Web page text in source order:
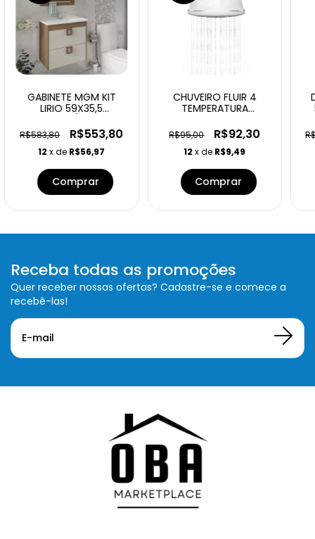
GABINETE MGM KIT
LIRIO 59X35,5
C/ES
R$583,80 R$553,80
12x deR$56,97
CHUVEIRO FLUIR 4
TEMPERATURA
R$95,00 R$92,30
12 x deR$9,49
Receba todas as promoções
Quer receber nossas ofertas? Cadastre-se e comece a
recebê-las!